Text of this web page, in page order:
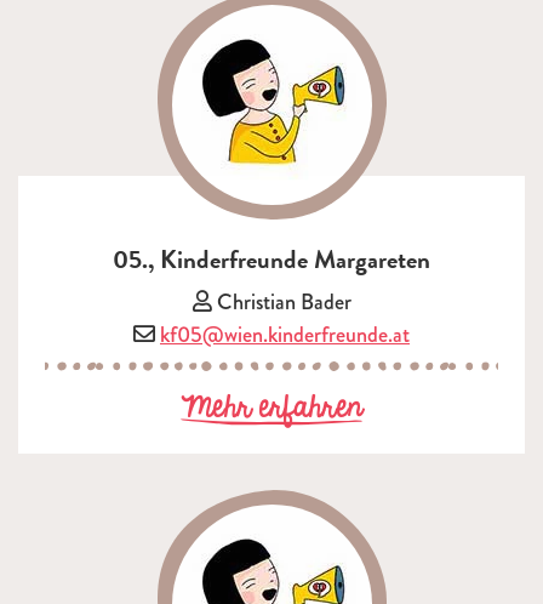
05., Kinderfreunde Margareten
Vorsitzende/r:
Christian Bader
E-Mail:
kf05@wien.kinderfreunde.at
Mehr erfahrenzu 05.,